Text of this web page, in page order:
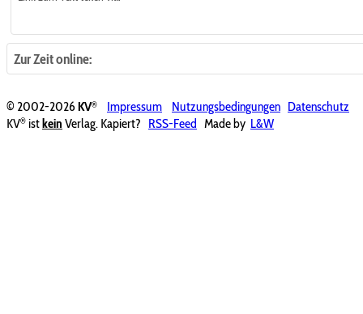
Zur Zeit online:
© 2002-2026KV® Impressum Nutzungsbedingungen Datenschutz
KV® istkein Verlag. Kapiert? RSS-Feed Made by L&W